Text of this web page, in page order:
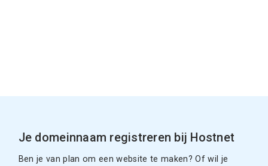
Je domeinnaam registreren bij Hostnet
Ben je van plan om een website te maken? Of wil je